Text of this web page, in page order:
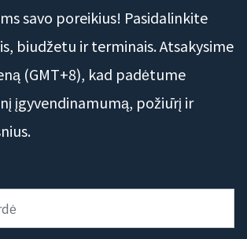
savo poreikius! Pasidalinkite
biudžetu ir terminais. Atsakysime
(GMT+8), kad padėtume
įgyvendinamumą, požiūrį ir